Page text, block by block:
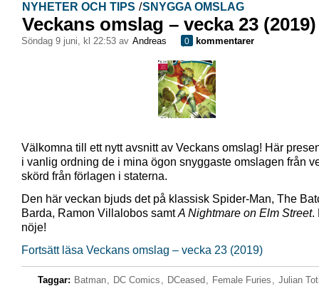
NYHETER OCH TIPS /SNYGGA OMSLAG
Veckans omslag – vecka 23 (2019)
söndag 9 juni, kl 22:53 av Andreas 0 kommentarer
Välkomna till ett nytt avsnitt av Veckans omslag! Här
i vanlig ordning de i mina ögon snyggaste omslagen från
skörd från förlagen i staterna.
Den här veckan bjuds det på klassisk Spider-Man, The
Barda, Ramon Villalobos samtA Nightmare on Elm Street.
nöje!
Fortsätt läsa Veckans omslag – vecka 23 (2019)
Taggar: Batman, DC Comics , DCeased , Female Furies , Julian